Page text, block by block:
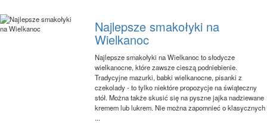
Najlepsze smakołyki na
Wielkanoc
Najlepsze smakołyki na Wielkanoc to słodycze
wielkanocne, które zawsze cieszą podniebienie.
Tradycyjne mazurki, babki wielkanocne, pisanki z
czekolady - to tylko niektóre propozycje na świąteczny
stół. Można także skusić się na pyszne jajka nadziewane
kremem lub lukrem. Nie można zapomnieć o klasycznych
...